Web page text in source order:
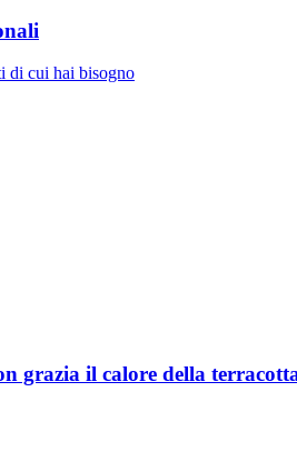
di cui hai bisogno
grazia il calore della